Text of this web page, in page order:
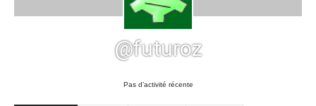
@futuroz
Pas d’activité récente